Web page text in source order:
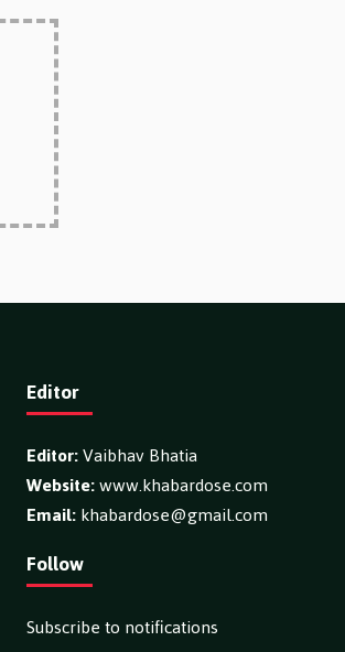
Editor
Editor:Vaibhav Bhatia
Website:www.khabardose.com
Email:khabardose@gmail.com
Follow
Subscribe to notifications